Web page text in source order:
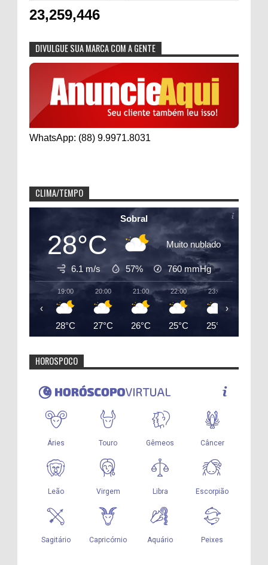
23,259,446
DIVULGUE SUA MARCA COM A GENTE
WhatsApp: (88) 9.9971.8031
CLIMA/TEMPO
Sobral
28°C Muito nublado
6.1 m/s 57% 760 mmHg
19:00
28°C
20:00
27°C
21:00
26°C
22:00
25°C
23:00
25°C
‹ ›
HOROSPOCO